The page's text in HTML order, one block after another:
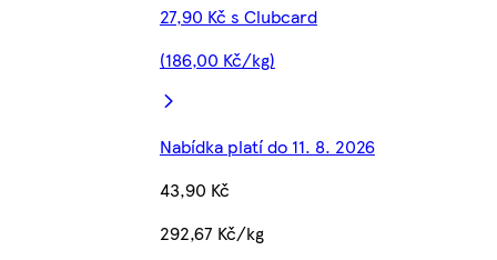
27,90 Kč s Clubcard
(186,00 Kč/kg)
Nabídka platí do 11. 8. 2026
43,90 Kč
292,67 Kč/kg